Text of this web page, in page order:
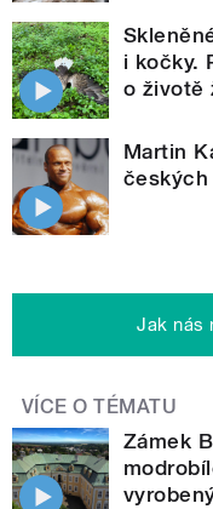
i kočky.
o životě
Martin
Jak nás
VÍCE O TÉMATU
Zámek